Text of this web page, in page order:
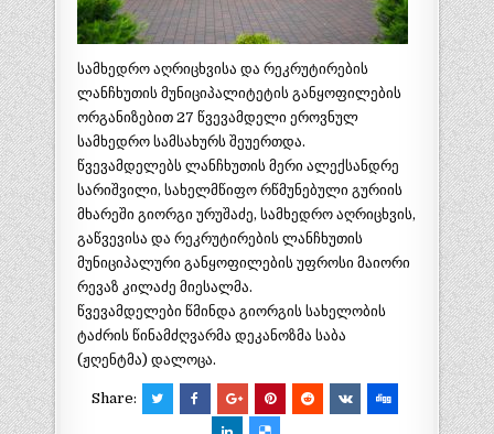
სამხედრო აღრიცხვისა და რეკრუტირების
ლანჩხუთის მუნიციპალიტეტის განყოფილების
ორგანიზებით 27 წვევამდელი ეროვნულ
სამხედრო სამსახურს შეუერთდა.
წვევამდელებს ლანჩხუთის მერი ალექსანდრე
სარიშვილი, სახელმწიფო რწმუნებული გურიის
მხარეში გიორგი ურუშაძე, სამხედრო აღრიცხვის,
გაწვევისა და რეკრუტირების ლანჩხუთის
მუნიციპალური განყოფილების უფროსი მაიორი
რევაზ კილაძე მიესალმა.
წვევამდელები წმინდა გიორგის სახელობის
ტაძრის წინამძღვარმა დეკანოზმა საბა
(ჟღენტმა) დალოცა.
Share: